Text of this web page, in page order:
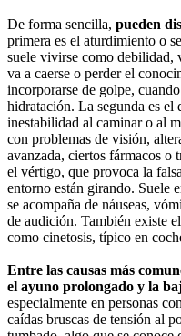
De forma sencilla, pueden
primera es el aturdimiento o
suele vivirse como debilidad,
va a caerse o perder el
incorporarse de golpe,
hidratación. La segunda es el
inestabilidad al caminar o al
con problemas de visión,
avanzada, ciertos fármacos o
el vértigo, que provoca la
entorno están girando. Suele
se acompaña de náuseas,
de audición. También existe
como cinetosis, típico en
Entre las causas más
el ayuno prolongado y la
especialmente en personas
caídas bruscas de tensión al